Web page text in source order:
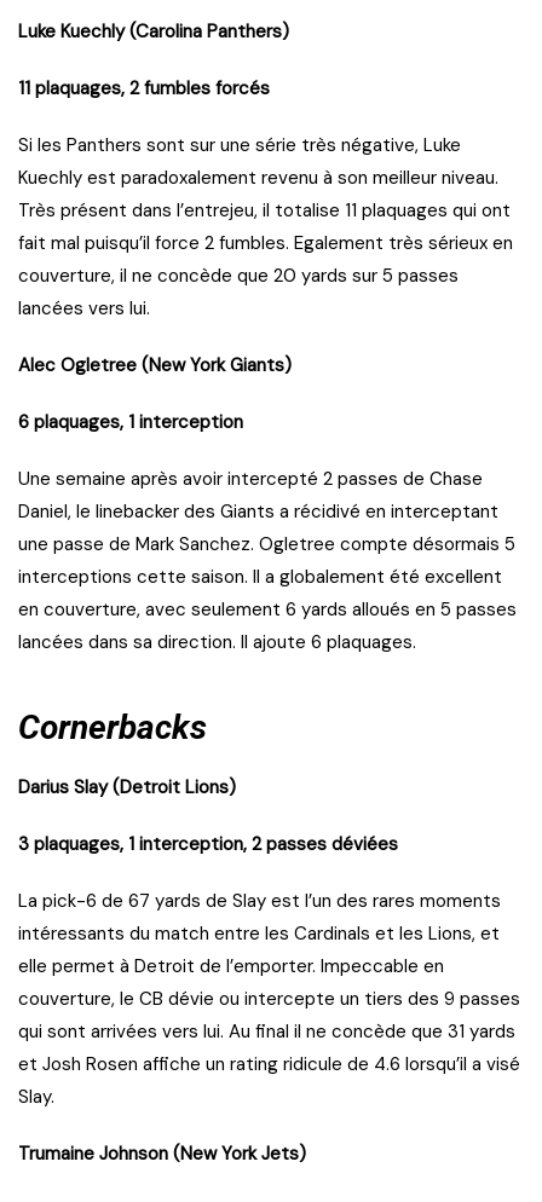
Luke Kuechly (Carolina Panthers)
11 plaquages, 2 fumbles forcés
Si les Panthers sont sur une série très négative, Luke
Kuechly est paradoxalement revenu à son meilleur niveau.
Très présent dans l’entrejeu, il totalise 11 plaquages qui ont
fait mal puisqu’il force 2 fumbles. Egalement très sérieux en
couverture, il ne concède que 20 yards sur 5 passes
lancées vers lui.
Alec Ogletree (New York Giants)
6 plaquages, 1 interception
Une semaine après avoir intercepté 2 passes de Chase
Daniel, le linebacker des Giants a récidivé en interceptant
une passe de Mark Sanchez. Ogletree compte désormais 5
interceptions cette saison. Il a globalement été excellent
en couverture, avec seulement 6 yards alloués en 5 passes
lancées dans sa direction. Il ajoute 6 plaquages.
Cornerbacks
Darius Slay (Detroit Lions)
3 plaquages, 1 interception, 2 passes déviées
La pick-6 de 67 yards de Slay est l’un des rares moments
intéressants du match entre les Cardinals et les Lions, et
elle permet à Detroit de l’emporter. Impeccable en
couverture, le CB dévie ou intercepte un tiers des 9 passes
qui sont arrivées vers lui. Au final il ne concède que 31 yards
et Josh Rosen affiche un rating ridicule de 4.6 lorsqu’il a visé
Slay.
Trumaine Johnson (New York Jets)